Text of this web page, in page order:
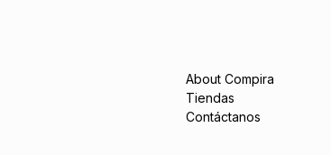
About Compira
Tiendas
Contáctanos